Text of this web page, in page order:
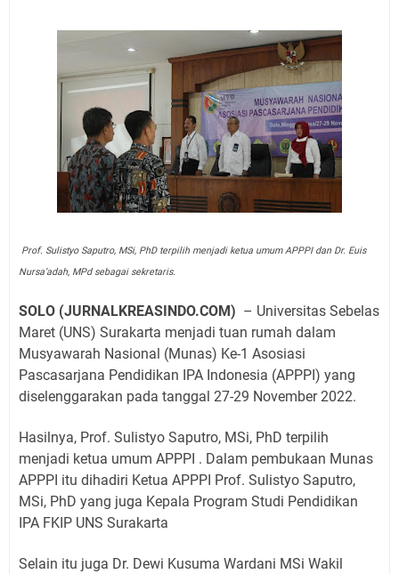
Prof. Sulistyo Saputro, MSi, PhD terpilih menjadi ketua umum APPPI dan Dr. Euis
Nursa’adah, MPd sebagai sekretaris.
SOLO (JURNALKREASINDO.COM) – Universitas Sebelas
Maret (UNS) Surakarta menjadi tuan rumah dalam
Musyawarah Nasional (Munas) Ke-1 Asosiasi
Pascasarjana Pendidikan IPA Indonesia (APPPI) yang
diselenggarakan pada tanggal 27-29 November 2022.
Hasilnya, Prof. Sulistyo Saputro, MSi, PhD terpilih
menjadi ketua umum APPPI . Dalam pembukaan Munas
APPPI itu dihadiri Ketua APPPI Prof. Sulistyo Saputro,
MSi, PhD yang juga Kepala Program Studi Pendidikan
IPA FKIP UNS Surakarta
Selain itu juga Dr. Dewi Kusuma Wardani MSi Wakil